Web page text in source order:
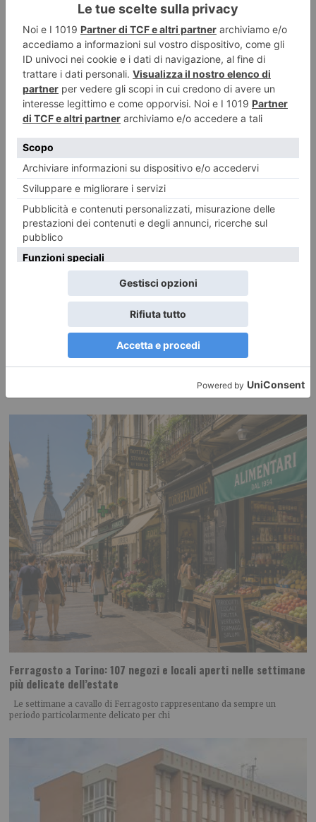
Trenitalia: modifiche linea Cuneo Fossano Ventimiglia
Dal 23 agosto al 13 settembre Modifiche alla circolazione ferroviaria
da domenica 23 agosto fino a domenica
A Torino il ricordo della tragedia di Hiroshima e Nagasaki
Giovedì 6 agosto alle h 21.00 si è tenuta la tradizionale commemorazione
Ferragosto a Torino: 107 negozi e locali aperti nelle settimane
più delicate dell’estate
Le settimane a cavallo di Ferragosto rappresentano da sempre un
periodo particolarmente delicato per chi